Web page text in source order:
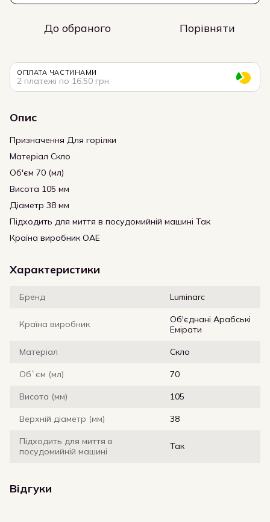
До обраного Порівняти
ОПЛАТА ЧАСТИНАМИ
2 платежі по 16.50 грн
Опис
Призначення Для горілки
Матеріал Скло
Об'єм 70 (мл)
Висота 105 мм
Діаметр 38 мм
Підходить для миття в посудомийній машині Так
Країна виробник ОАЕ
Характеристики
Бренд Luminarc
Країна виробник
Об'єднані Арабські
Емірати
Матеріал Скло
Об`єм (мл) 70
Висота (мм) 105
Верхній діаметр (мм) 38
Підходить для миття в
посудомийній машині
Так
Відгуки